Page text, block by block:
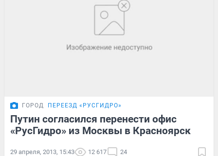
ГОРОД ПЕРЕЕЗД «РУСГИДРО»
Путин согласился перенести офис
«РусГидро» из Москвы в Красноярск
29 апреля, 2013, 15:43 12 617 24